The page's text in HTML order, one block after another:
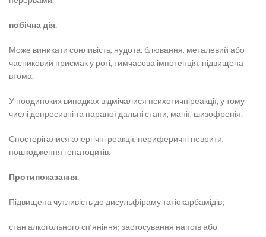
побічна дія.
Може виникати сонливість, нудота, блювання, металевий або
часниковий присмак у роті, тимчасова імпотенція, підвищена
втома.
У поодиноких випадках відмічалися психотичніреакції, у тому
числі депресивні та параної дальні стани, манії, шизофренія.
Спостерігалися алергічні реакції, периферичні неврити,
пошкодження гепатоцитів.
Протипоказання.
Підвищена чутливість до дисульфіраму татіокарбамідів;
стан алкогольного сп’яніння; застосування напоїв або